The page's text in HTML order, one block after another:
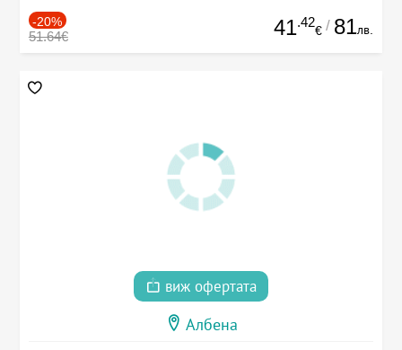
-20%
51.64€ 41.42
€ / 81лв.
виж офертата
Албена